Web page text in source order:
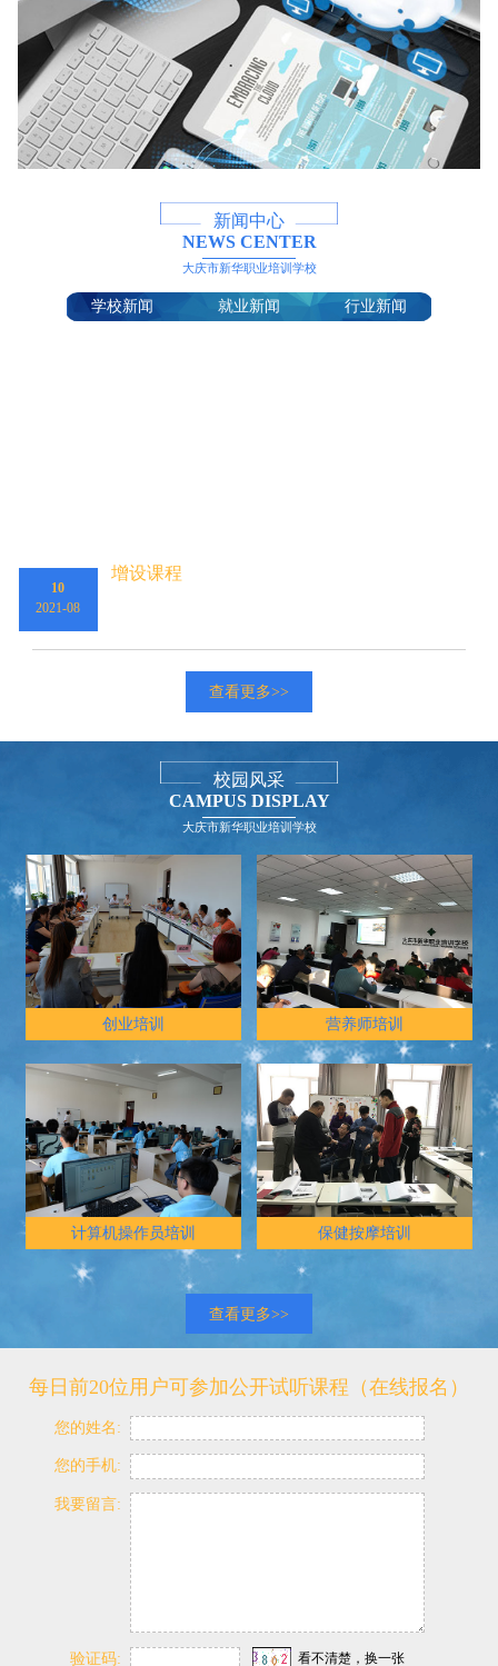
新闻中心
NEWS CENTER
大庆市新华职业培训学校
学校新闻 就业新闻 行业新闻
10
2021-08
增设课程
查看更多>>
校园风采
CAMPUS DISPLAY
大庆市新华职业培训学校
创业培训 营养师培训
计算机操作员培训 保健按摩培训
查看更多>>
每日前20位用户可参加公开试听课程（在线报名）
您的姓名:
您的手机:
我要留言:
验证码: 看不清楚，换一张